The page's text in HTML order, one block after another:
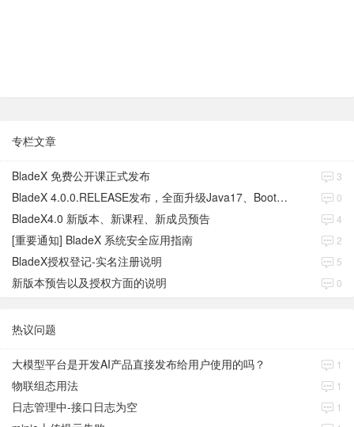
专栏文章
BladeX 免费公开课正式发布 3
BladeX 4.0.0.RELEASE发布，全面升级Java17、Boot3、Cloud2023 0
BladeX4.0 新版本、新课程、新成员预告 4
[重要通知] BladeX 系统安全应用指南 2
BladeX授权登记-实名注册说明 5
新版本预告以及授权方面的说明 0
热议问题
大模型平台是开发AI产品直接发布给用户使用的吗？ 1
物联组态用法 1
日志管理中-接口日志为空 1